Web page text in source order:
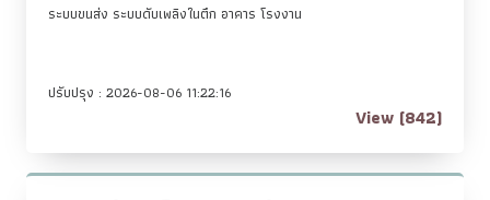
ระบบขนส่ง ระบบดับเพลิงในตึก อาคาร โรงงาน
ปรับปรุง : 2026-08-06 11:22:16
View (842)